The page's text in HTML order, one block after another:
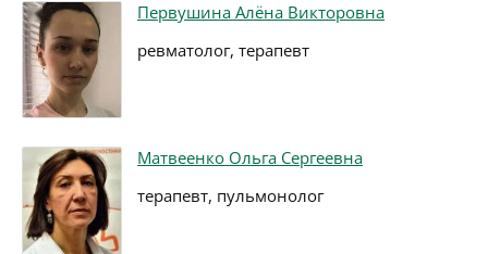
Первушина Алёна Викторовна
ревматолог, терапевт
Матвеенко Ольга Сергеевна
терапевт, пульмонолог